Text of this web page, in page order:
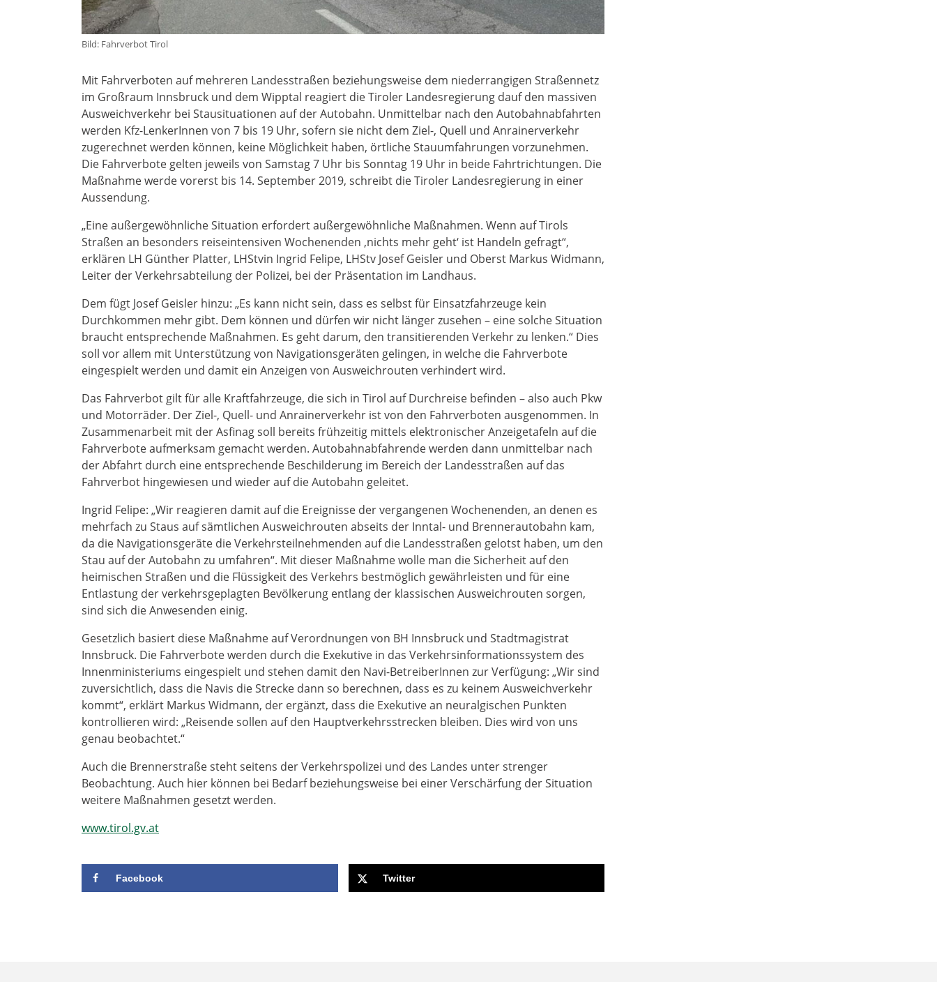
Bild: Fahrverbot Tirol
Mit Fahrverboten auf mehreren Landesstraßen beziehungsweise dem niederrangigen Straßennetz
im Großraum Innsbruck und dem Wipptal reagiert die Tiroler Landesregierung dauf den massiven
Ausweichverkehr bei Stausituationen auf der Autobahn. Unmittelbar nach den Autobahnabfahrten
werden Kfz-LenkerInnen von 7 bis 19 Uhr, sofern sie nicht dem Ziel-, Quell und Anrainerverkehr
zugerechnet werden können, keine Möglichkeit haben, örtliche Stauumfahrungen vorzunehmen.
Die Fahrverbote gelten jeweils von Samstag 7 Uhr bis Sonntag 19 Uhr in beide Fahrtrichtungen. Die
Maßnahme werde vorerst bis 14. September 2019, schreibt die Tiroler Landesregierung in einer
Aussendung.
„Eine außergewöhnliche Situation erfordert außergewöhnliche Maßnahmen. Wenn auf Tirols
Straßen an besonders reiseintensiven Wochenenden ‚nichts mehr geht‘ ist Handeln gefragt“,
erklären LH Günther Platter, LHStvin Ingrid Felipe, LHStv Josef Geisler und Oberst Markus Widmann,
Leiter der Verkehrsabteilung der Polizei, bei der Präsentation im Landhaus.
Dem fügt Josef Geisler hinzu: „Es kann nicht sein, dass es selbst für Einsatzfahrzeuge kein
Durchkommen mehr gibt. Dem können und dürfen wir nicht länger zusehen – eine solche Situation
braucht entsprechende Maßnahmen. Es geht darum, den transitierenden Verkehr zu lenken.“ Dies
soll vor allem mit Unterstützung von Navigationsgeräten gelingen, in welche die Fahrverbote
eingespielt werden und damit ein Anzeigen von Ausweichrouten verhindert wird.
Das Fahrverbot gilt für alle Kraftfahrzeuge, die sich in Tirol auf Durchreise befinden – also auch Pkw
und Motorräder. Der Ziel-, Quell- und Anrainerverkehr ist von den Fahrverboten ausgenommen. In
Zusammenarbeit mit der Asfinag soll bereits frühzeitig mittels elektronischer Anzeigetafeln auf die
Fahrverbote aufmerksam gemacht werden. Autobahnabfahrende werden dann unmittelbar nach
der Abfahrt durch eine entsprechende Beschilderung im Bereich der Landesstraßen auf das
Fahrverbot hingewiesen und wieder auf die Autobahn geleitet.
Ingrid Felipe: „Wir reagieren damit auf die Ereignisse der vergangenen Wochenenden, an denen es
mehrfach zu Staus auf sämtlichen Ausweichrouten abseits der Inntal- und Brennerautobahn kam,
da die Navigationsgeräte die Verkehrsteilnehmenden auf die Landesstraßen gelotst haben, um den
Stau auf der Autobahn zu umfahren“. Mit dieser Maßnahme wolle man die Sicherheit auf den
heimischen Straßen und die Flüssigkeit des Verkehrs bestmöglich gewährleisten und für eine
Entlastung der verkehrsgeplagten Bevölkerung entlang der klassischen Ausweichrouten sorgen,
sind sich die Anwesenden einig.
Gesetzlich basiert diese Maßnahme auf Verordnungen von BH Innsbruck und Stadtmagistrat
Innsbruck. Die Fahrverbote werden durch die Exekutive in das Verkehrsinformationssystem des
Innenministeriums eingespielt und stehen damit den Navi-BetreiberInnen zur Verfügung: „Wir sind
zuversichtlich, dass die Navis die Strecke dann so berechnen, dass es zu keinem Ausweichverkehr
kommt“, erklärt Markus Widmann, der ergänzt, dass die Exekutive an neuralgischen Punkten
kontrollieren wird: „Reisende sollen auf den Hauptverkehrsstrecken bleiben. Dies wird von uns
genau beobachtet.“
Auch die Brennerstraße steht seitens der Verkehrspolizei und des Landes unter strenger
Beobachtung. Auch hier können bei Bedarf beziehungsweise bei einer Verschärfung der Situation
weitere Maßnahmen gesetzt werden.
www.tirol.gv.at
Facebook Twitter